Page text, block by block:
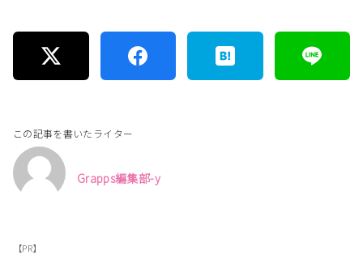
この記事を書いたライター
Grapps編集部-y
【PR】